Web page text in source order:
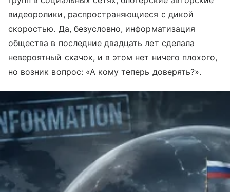
видеоролики, распространяющиеся с дикой
скоростью. Да, безусловно, информатизация
общества в последние двадцать лет сделала
невероятный скачок, и в этом нет ничего плохого,
но возник вопрос: «А кому теперь доверять?».